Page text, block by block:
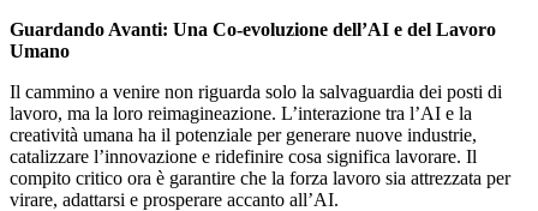
Guardando Avanti: Una Co-evoluzione dell’AI e del Lavoro
Umano
Il cammino a venire non riguarda solo la salvaguardia dei posti di
lavoro, ma la loro reimagineazione. L’interazione tra l’AI e la
creatività umana ha il potenziale per generare nuove industrie,
catalizzare l’innovazione e ridefinire cosa significa lavorare. Il
compito critico ora è garantire che la forza lavoro sia attrezzata per
virare, adattarsi e prosperare accanto all’AI.